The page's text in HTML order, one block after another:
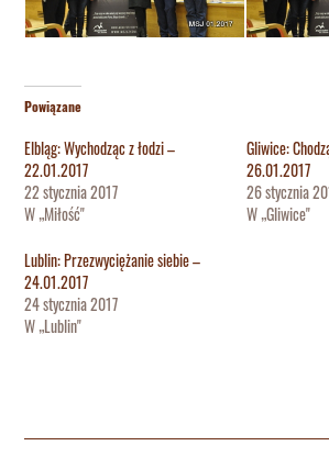
Powiązane
Elbląg: Wychodząc z łodzi –
22.01.2017
22 stycznia 2017
W „Miłość"
Gliwice:
26.01.2017
26 stycznia
W „Gliwice"
Lublin: Przezwyciężanie siebie –
24.01.2017
24 stycznia 2017
W „Lublin"